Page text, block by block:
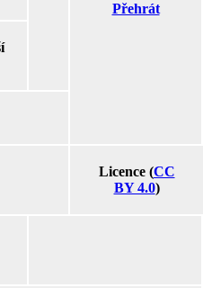
Přehrát
Licence (CC
BY 4.0)